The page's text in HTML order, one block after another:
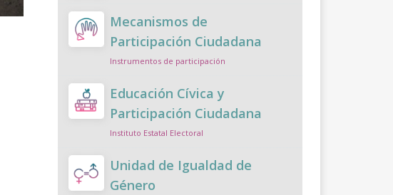
Mecanismos de
Participación Ciudadana
Instrumentos de participación
Educación Cívica y
Participación Ciudadana
Instituto Estatal Electoral
Unidad de Igualdad de
Género